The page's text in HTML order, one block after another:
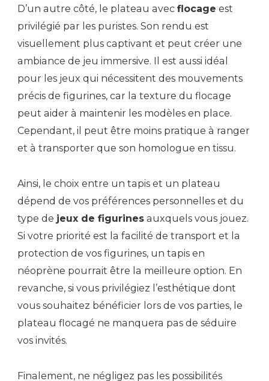
D’un autre côté, le plateau avec flocage est
privilégié par les puristes. Son rendu est
visuellement plus captivant et peut créer une
ambiance de jeu immersive. Il est aussi idéal
pour les jeux qui nécessitent des mouvements
précis de figurines, car la texture du flocage
peut aider à maintenir les modèles en place.
Cependant, il peut être moins pratique à ranger
et à transporter que son homologue en tissu.
Ainsi, le choix entre un tapis et un plateau
dépend de vos préférences personnelles et du
type de jeux de figurines auxquels vous jouez.
Si votre priorité est la facilité de transport et la
protection de vos figurines, un tapis en
néoprène pourrait être la meilleure option. En
revanche, si vous privilégiez l’esthétique dont
vous souhaitez bénéficier lors de vos parties, le
plateau flocagé ne manquera pas de séduire
vos invités.
Finalement, ne négligez pas les possibilités